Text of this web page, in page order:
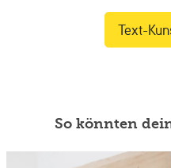
Text-
So könnten